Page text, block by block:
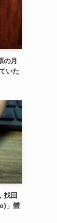
の月
いた
找回
」體